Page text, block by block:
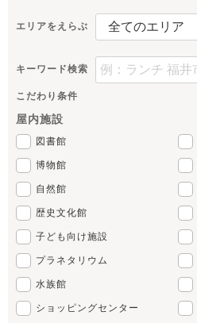
エリアをえらぶ
キーワード検索
こだわり条件
屋内施設
図書館
博物館
自然館
歴史文化館
子ども向け施設
プラネタリウム
水族館
ショッピングセンター